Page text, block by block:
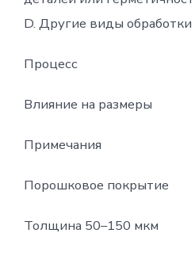
D. Другие виды
Процесс
Влияние на размеры
Примечания
Порошковое покрытие
Толщина 50–150 мкм